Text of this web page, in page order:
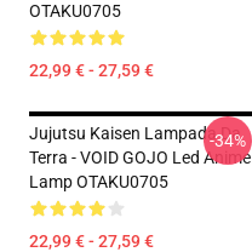
OTAKU0705
22,99 € - 27,59 €
Jujutsu Kaisen Lampada Da
Terra - VOID GOJO Led Anime
Lamp OTAKU0705
22,99 € - 27,59 €
-34%